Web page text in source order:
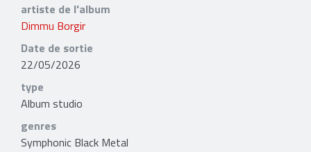
artiste de l'album
Dimmu Borgir
Date de sortie
22/05/2026
type
Album studio
genres
Symphonic Black Metal